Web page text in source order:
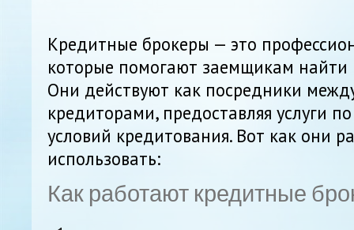
Кредитные брокеры — это
которые помогают заемщикам найти
Они действуют как посредники
кредиторами, предоставляя услуги
условий кредитования. Вот как они
использовать:
Как работают кредитные